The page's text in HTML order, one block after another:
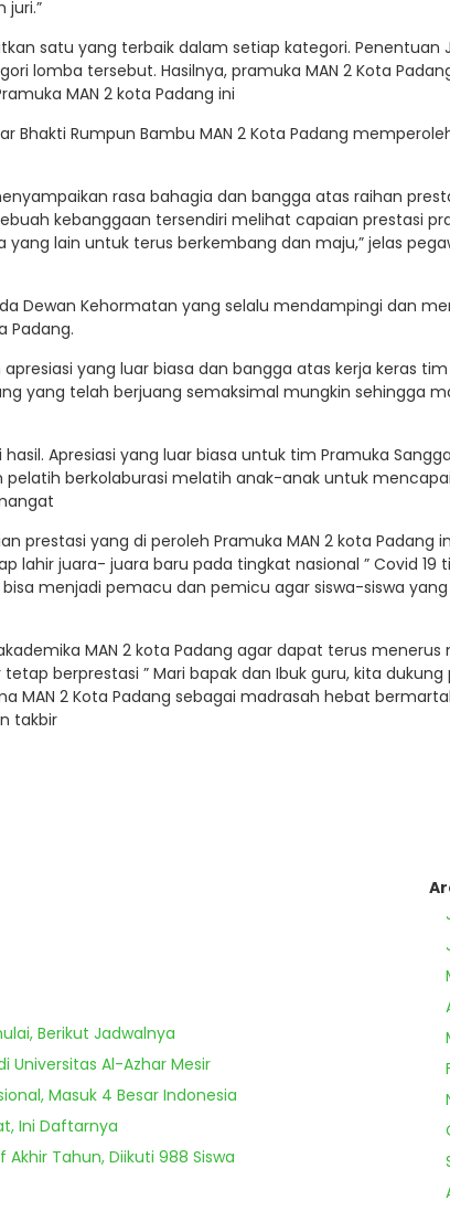
juri.”
satu yang terbaik dalam setiap kategori. Penentuan
lomba tersebut. Hasilnya, pramuka MAN 2 Kota
MAN 2 kota Padang ini
Bhakti Rumpun Bambu MAN 2 Kota Padang
rasa bahagia dan bangga atas raihan
kebanggaan tersendiri melihat capaian prestasi
lain untuk terus berkembang dan maju,” jelas
Dewan Kehormatan yang selalu mendampingi dan
Padang.
yang luar biasa dan bangga atas kerja keras
yang telah berjuang semaksimal mungkin sehingga
Apresiasi yang luar biasa untuk tim Pramuka
pelatih berkolaburasi melatih anak-anak untuk
prestasi yang di peroleh Pramuka MAN 2 kota Padang
lahir juara- juara baru pada tingkat nasional ” Covid 19
menjadi pemacu dan pemicu agar siswa-siswa
MAN 2 kota Padang agar dapat terus menerus
berprestasi ” Mari bapak dan Ibuk guru, kita
2 Kota Padang sebagai madrasah hebat
takbir
Berikut Jadwalnya
Universitas Al-Azhar Mesir
Masuk 4 Besar Indonesia
Ini Daftarnya
Tahun, Diikuti 988 Siswa